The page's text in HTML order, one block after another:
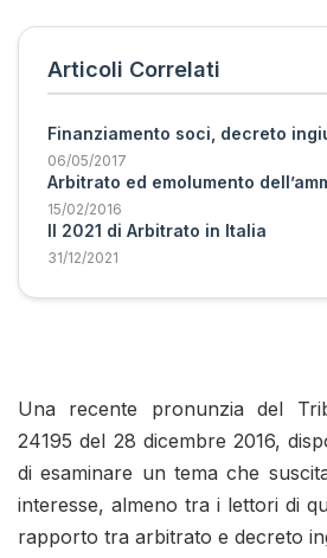
Una recente pronunzia del
24195 del 28 dicembre 2016,
di esaminare un tema che
interesse, almeno tra i lettori di
rapporto tra arbitrato e decreto
Articoli Correlati
Finanziamento soci, decreto
06/05/2017
Arbitrato ed emolumento
15/02/2016
Il 2021 di Arbitrato in Italia
31/12/2021